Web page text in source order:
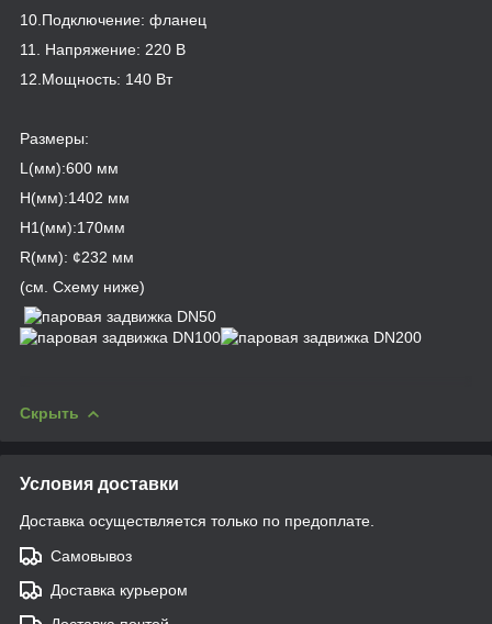
10.Подключение: фланец
11. Напряжение: 220 В
12.Мощность: 140 Вт
Размеры:
L(мм):600 мм
H(мм):1402 мм
H1 (мм):170мм
R(мм): ¢232 мм
(см. Схему ниже)
Скрыть
Условия доставки
Доставка осуществляется только по предоплате.
Самовывоз
Доставка курьером